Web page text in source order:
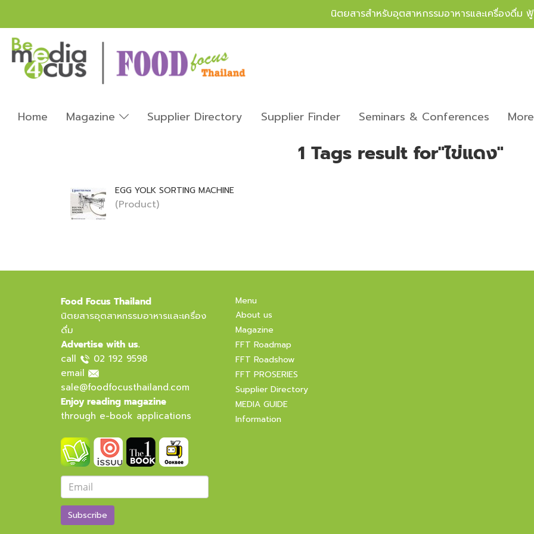
นิตยสารสำหรับอุตสาหกรรมอาหารและเครื่องดื่
Home Magazine Supplier Directory Supplier Finder Seminars & Conferences
1 Tags result for"ไข่แดง"
EGG YOLK SORTING MACHINE
(Product)
Food Focus Thailand
นิตยสารอุตสาหกรรมอาหารและเครื่อง
ดื่ม
Advertise with us.
call
02 192 9598
email
sale@foodfocusthailand.com
Enjoy reading magazine
through e-book applications
Subscribe
Menu
About us
Magazine
FFT Roadmap
FFT Roadshow
FFT PROSERIES
Supplier Directory
MEDIA GUIDE
Information